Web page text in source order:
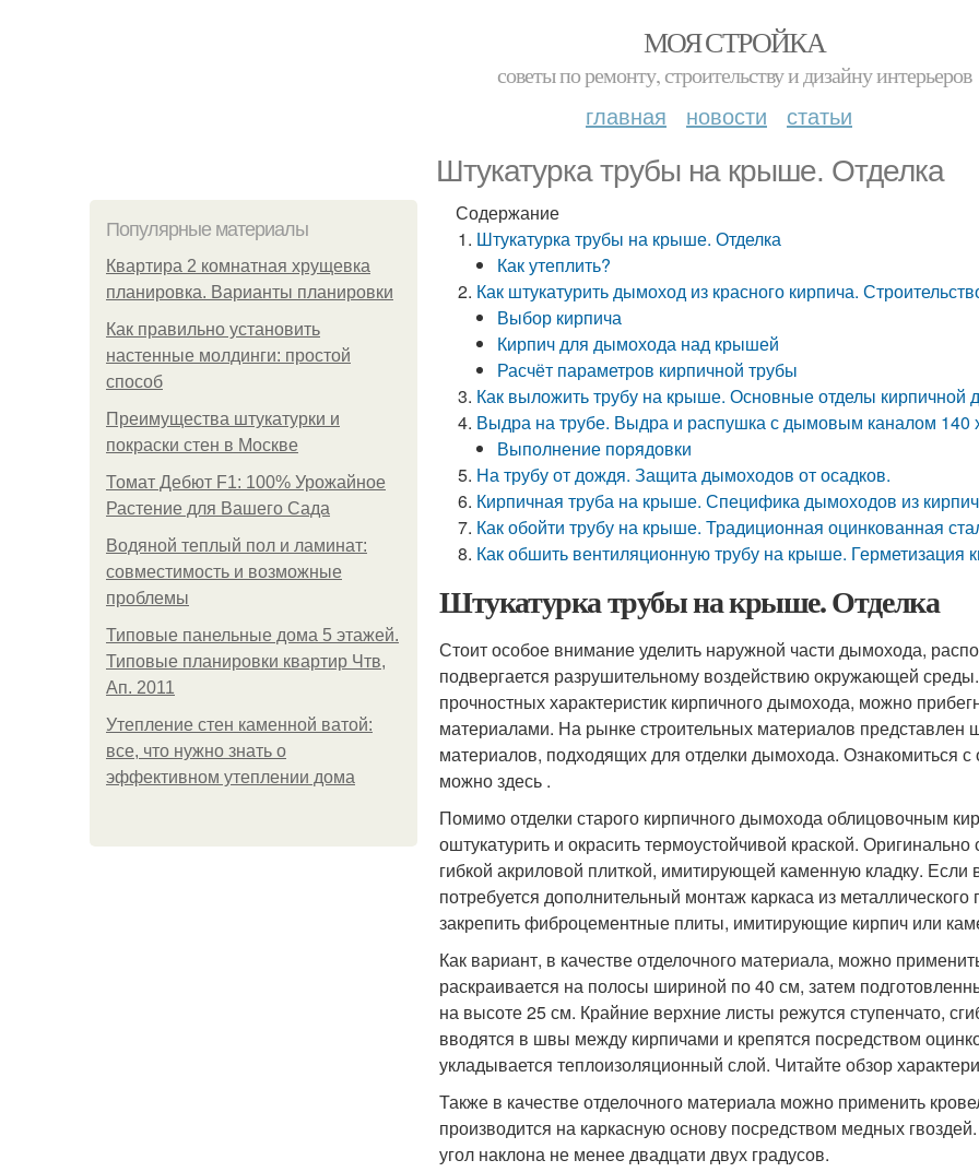
МОЯ СТРОЙКА
советы по ремонту, строительству и дизайну интерьеров
главная новости статьи
Штукатурка трубы на крыше. Отделка
Популярные материалы
Квартира 2 комнатная хрущевка
планировка. Варианты планировки
Как правильно установить
настенные молдинги: простой
способ
Преимущества штукатурки и
покраски стен в Москве
Томат Дебют F1: 100% Урожайное
Растение для Вашего Сада
Водяной теплый пол и ламинат:
совместимость и возможные
проблемы
Типовые панельные дома 5 этажей.
Типовые планировки квартир Чтв,
Ап. 2011
Утепление стен каменной ватой:
все, что нужно знать о
эффективном утеплении дома
Содержание
Штукатурка трубы на крыше. Отделка
Как утеплить?
Как штукатурить дымоход из красного кирпича.
Выбор кирпича
Кирпич для дымохода над крышей
Расчёт параметров кирпичной трубы
Как выложить трубу на крыше. Основные отделы кирпичной
Выдра на трубе. Выдра и распушка с дымовым каналом 140
Выполнение порядовки
На трубу от дождя. Защита дымоходов от осадков.
Кирпичная труба на крыше. Специфика дымоходов из
Как обойти трубу на крыше. Традиционная оцинкованная
Как обшить вентиляционную трубу на крыше. Герметизация
Штукатурка трубы на крыше. Отделка
Стоит особое внимание уделить наружной части дымохода,
подвергается разрушительному воздействию окружающей
прочностных характеристик кирпичного дымохода, можно
материалами. На рынке строительных материалов представлен
материалов, подходящих для отделки дымохода. Ознакомиться
можно здесь .
Помимо отделки старого кирпичного дымохода облицовочным
оштукатурить и окрасить термоустойчивой краской.
гибкой акриловой плиткой, имитирующей каменную кладку.
потребуется дополнительный монтаж каркаса из
закрепить фиброцементные плиты, имитирующие кирпич или
Как вариант, в качестве отделочного материала, можно
раскраивается на полосы шириной по 40 см, затем
на высоте 25 см. Крайние верхние листы режутся ступенчато,
вводятся в швы между кирпичами и крепятся посредством
укладывается теплоизоляционный слой. Читайте обзор
Также в качестве отделочного материала можно применить
производится на каркасную основу посредством медных
угол наклона не менее двадцати двух градусов.